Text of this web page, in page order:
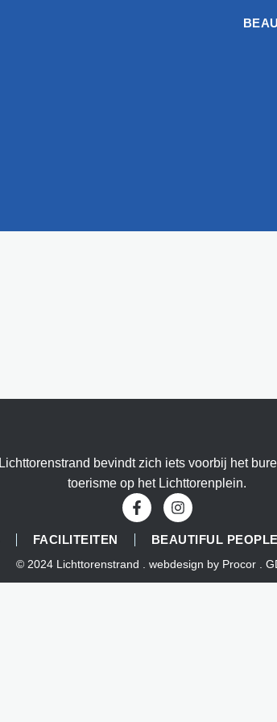
Lichttorenstrand bevindt zich iets voorbij het
toerisme op het Lichttorenplein.
FACILITEITEN BEAUTIFUL PEOPLE
© 2024 Lichttorenstrand . webdesign by Procor